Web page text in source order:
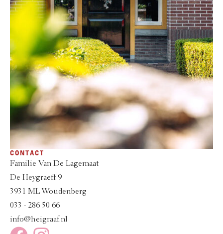
CONTACT
Familie Van De Lagemaat
De Heygraeff 9
3931 ML Woudenberg
033 - 286 50 66
info@heigraaf.nl